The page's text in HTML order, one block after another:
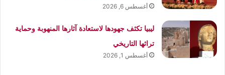
أغسطس 6, 2026
ليبيا تكثف جهودها لاستعادة آثارها المنهوبة وحماية
تراثها التاريخي
أغسطس 1, 2026